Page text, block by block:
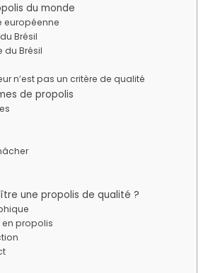
du monde
européenne
Brésil
du Brésil
n’est pas un critère de qualité
de propolis
une propolis de qualité ?
propolis